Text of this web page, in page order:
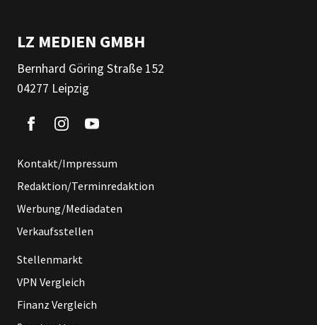
LZ MEDIEN GMBH
Bernhard Göring Straße 152
04277 Leipzig
Kontakt/Impressum
Redaktion/Terminredaktion
Werbung/Mediadaten
Verkaufsstellen
Stellenmarkt
VPN Vergleich
Finanz Vergleich